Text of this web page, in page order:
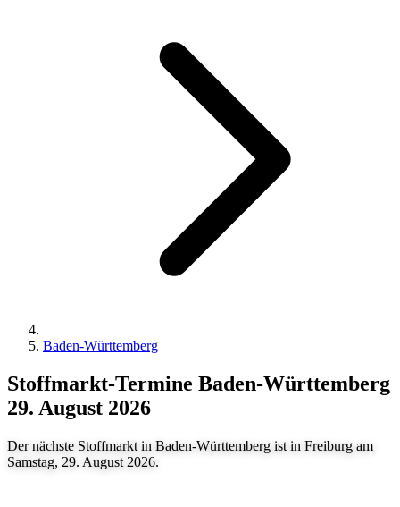
Baden-Württemberg
Stoffmarkt-Termine Baden-Württemberg
29. August 2026
Der nächste Stoffmarkt in Baden-Württemberg ist in Freiburg am
Samstag, 29. August 2026.